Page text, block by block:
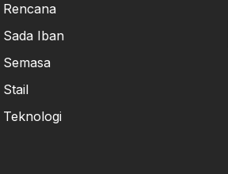
Rencana
Sada Iban
Semasa
Stail
Teknologi